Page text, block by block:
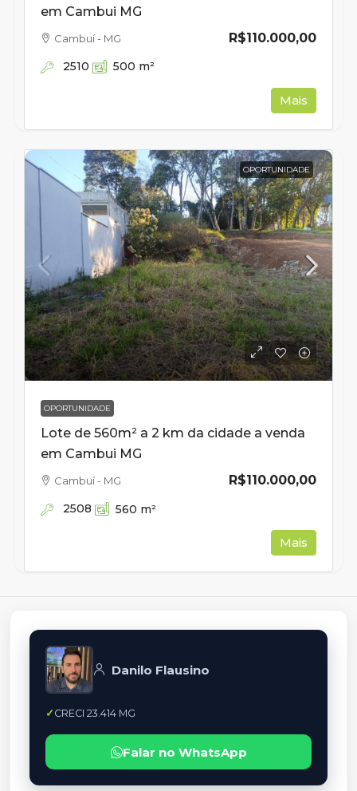
em Cambui MG
R$110.000,00
Cambuí - MG
2510 500 m²
Mais
OPORTUNIDADE
OPORTUNIDADE
Lote de 560m² a 2 km da cidade a venda
em Cambui MG
R$110.000,00
Cambuí - MG
2508 560 m²
Mais
Danilo Flausino
CRECI 23.414 MG
Falar no WhatsApp